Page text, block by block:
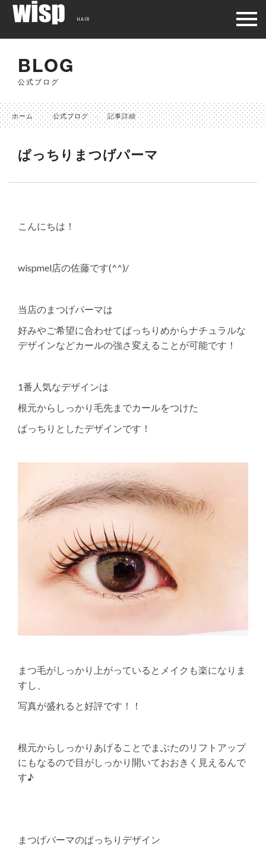
BLOG
公式ブログ
ホーム 公式ブログ 記事詳細
ぱっちりまつげパーマ
こんにちは！
wispmel店の佐藤です(^^)/
当店のまつげパーマは
好みやご希望に合わせてぱっちりめからナチュラルな
デザインなどカールの強さ変えることが可能です！
1番人気なデザインは
根元からしっかり毛先までカールをつけた
ぱっちりとしたデザインです！
まつ毛がしっかり上がっているとメイクも楽になりま
すし、
写真が盛れると好評です！！
根元からしっかりあげることでまぶたのリフトアップ
にもなるので目がしっかり開いておおきく見えるんで
す♪
まつげパーマのぱっちりデザイン
HAIR